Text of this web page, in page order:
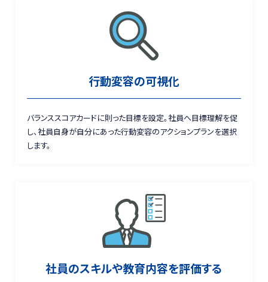
行動変容の可視化
バランススコアカードに則った目標を設定。社員へ目標理解を促
し、社員自身が自分にあった行動変容のアクションプランを選択
します。
社員のスキルや教育内容を評価する